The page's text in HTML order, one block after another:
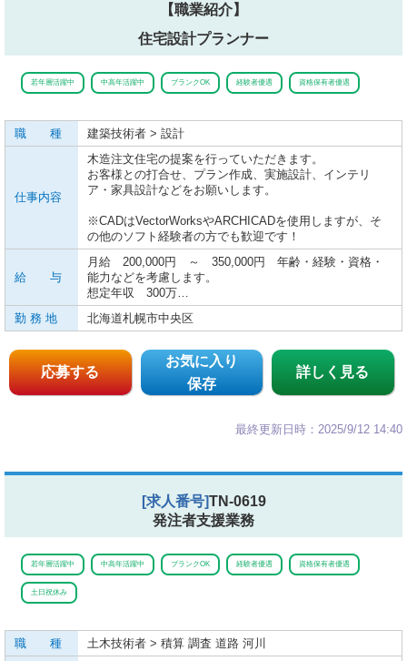
【職業紹介】
住宅設計プランナー
若年層活躍中 中高年活躍中 ブランクOK 経験者優遇 資格保有者優遇
職 種 建築技術者 > 設計
仕事内容
木造注文住宅の提案を行っていただきます。
お客様との打合せ、プラン作成、実施設計、インテリ
ア・家具設計などをお願いします。
※CADはVectorWorksやARCHICADを使用しますが、そ
の他のソフト経験者の方でも歓迎です！
給 与
月給 200,000円 ～ 350,000円 年齢・経験・資格・
能力などを考慮します。
想定年収 300万…
勤 務 地
北海道札幌市中央区
応募する
お気に入り
保存
詳しく見る
最終更新日時：2025/9/12 14:40
[求人番号]TN-0619
発注者支援業務
若年層活躍中 中高年活躍中 ブランクOK 経験者優遇 資格保有者優遇
土日祝休み
職 種 土木技術者 > 積算 調査 道路 河川